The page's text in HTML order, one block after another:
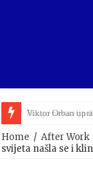
Viktor Orban
Home / After Work
svijeta našla se i